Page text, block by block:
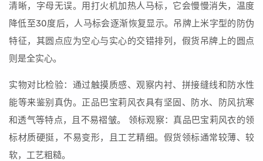
清晰，字母无误。用打火机加热人马标，它会慢慢消失，温度
降低至30度后，人马标会逐渐恢复显示。吊牌上米字型的防伪
特征，其圆点应为空心与实心的交错排列，假货吊牌上的圆点
则是全实心。
实物对比检验：通过触摸质感、观察内衬、拼接缝线和防水性
能等来鉴别真伪。正品巴宝莉风衣具有坚固、防水、防风抗寒
和透气等特点，且不易褶皱。 领标观察：真品巴宝莉风衣的领
标材质硬挺，不易变形，且工艺精细。假货领标通常较薄、较
软，工艺粗糙。